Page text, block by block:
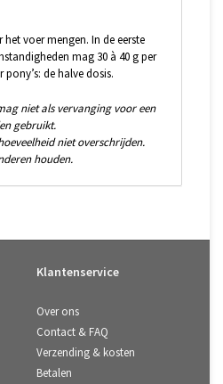
voer mengen. In de eerste
mag 30 à 40 g per
de halve dosis.
niet als vervanging voor een
gebruikt.
niet overschrijden.
houden.
Klantenservice
Over ons
Contact & FAQ
Verzending & kosten
Betalen